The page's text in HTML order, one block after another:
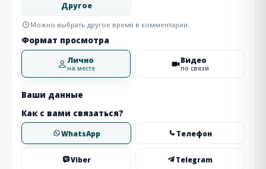
Другое
Можно выбрать другое время в комментарии.
Формат просмотра
Лично
на месте
Видео
по связи
Ваши данные
Как с вами связаться?
WhatsApp Телефон
Viber Telegram